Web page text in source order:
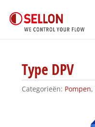
Type DPV
Categorieën: Pompen,